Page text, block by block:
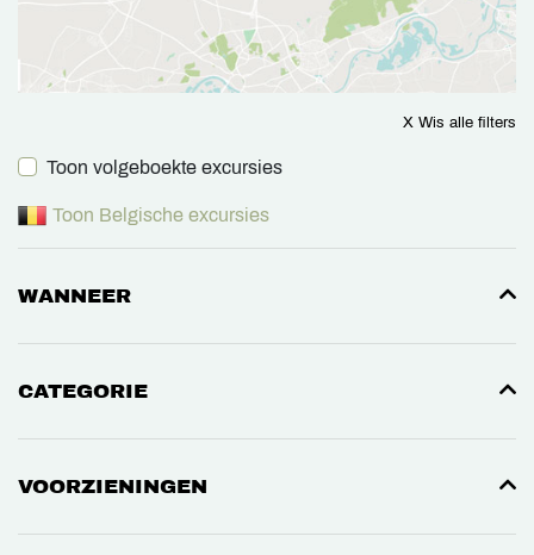
X Wis alle filters
Toon volgeboekte excursies
Toon Belgische excursies
WANNEER
CATEGORIE
VOORZIENINGEN